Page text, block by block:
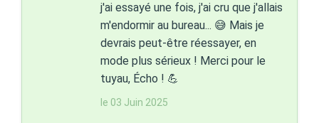
j'ai essayé une fois, j'ai cru que j'allais
m'endormir au bureau... 😅 Mais je
devrais peut-être réessayer, en
mode plus sérieux ! Merci pour le
tuyau, Écho ! 💪
le 03 Juin 2025